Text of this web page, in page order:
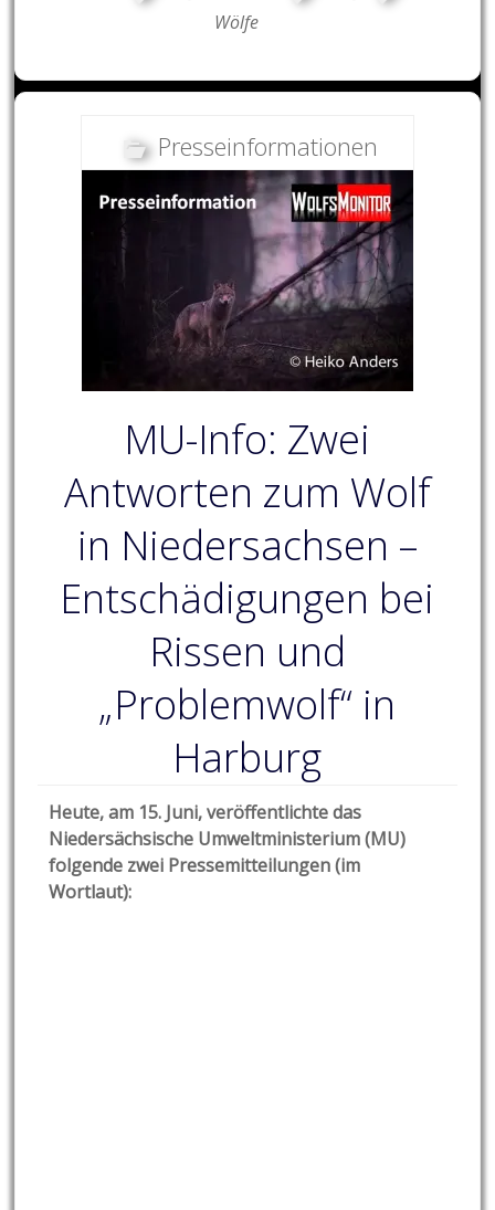
Wölfe
Presseinformationen
MU-Info: Zwei
Antworten zum Wolf
in Niedersachsen –
Entschädigungen bei
Rissen und
„Problemwolf“ in
Harburg
Heute, am 15. Juni, veröffentlichte das
Niedersächsische Umweltministerium (MU)
folgende zwei Pressemitteilungen (im
Wortlaut):